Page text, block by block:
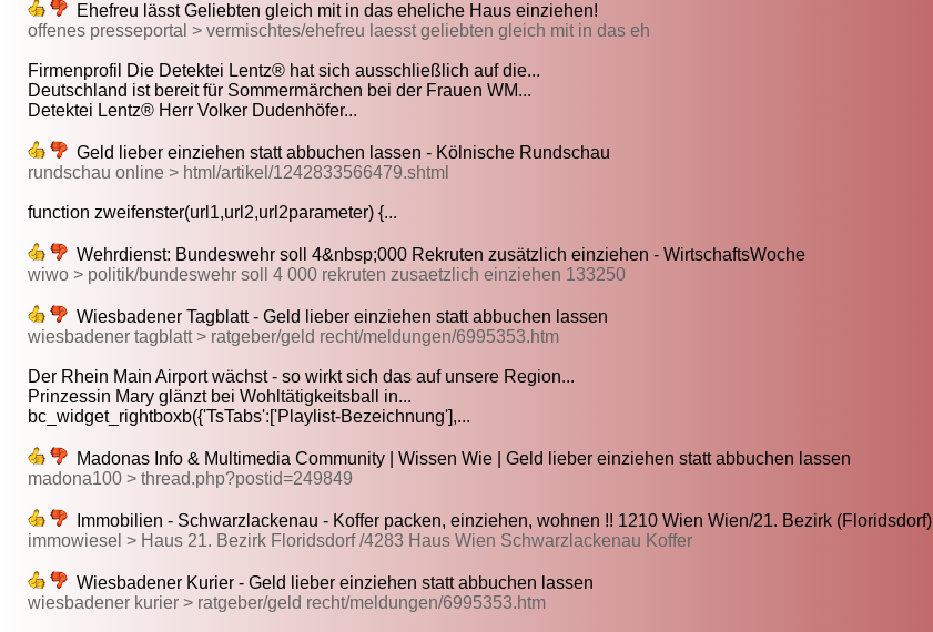
Ehefreu lässt Geliebten gleich mit in das eheliche Haus einziehen!
offenes presseportal > vermischtes/ehefreu laesst geliebten gleich mit in das eh
Firmenprofil Die Detektei Lentz® hat sich ausschließlich auf die...
Deutschland ist bereit für Sommermärchen bei der Frauen WM...
Detektei Lentz® Herr Volker Dudenhöfer...
Geld lieber einziehen statt abbuchen lassen - Kölnische Rundschau
rundschau online > html/artikel/1242833566479.shtml
function zweifenster(url1,url2,url2parameter) {...
Wehrdienst: Bundeswehr soll 4&nbsp;000 Rekruten zusätzlich einziehen - WirtschaftsWoche
wiwo > politik/bundeswehr soll 4 000 rekruten zusaetzlich einziehen 133250
Wiesbadener Tagblatt - Geld lieber einziehen statt abbuchen lassen
wiesbadener tagblatt > ratgeber/geld recht/meldungen/6995353.htm
Der Rhein Main Airport wächst - so wirkt sich das auf unsere Region...
Prinzessin Mary glänzt bei Wohltätigkeitsball in...
bc_widget_rightboxb({'TsTabs':['Playlist-Bezeichnung'],...
Madonas Info & Multimedia Community | Wissen Wie | Geld lieber einziehen statt abbuchen lassen
madona100 > thread.php?postid=249849
Immobilien - Schwarzlackenau - Koffer packen, einziehen, wohnen !! 1210 Wien Wien/21. Bezirk (Floridsdorf)
immowiesel > Haus 21. Bezirk Floridsdorf /4283 Haus Wien Schwarzlackenau Koffer
Wiesbadener Kurier - Geld lieber einziehen statt abbuchen lassen
wiesbadener kurier > ratgeber/geld recht/meldungen/6995353.htm